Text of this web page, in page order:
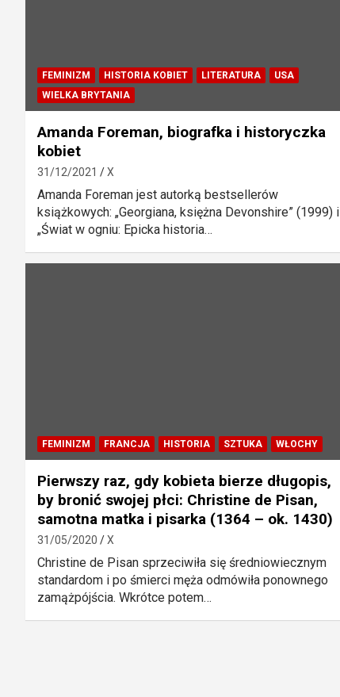
FEMINIZM HISTORIA KOBIET LITERATURA
USA
WIELKA BRYTANIA
Amanda Foreman, biografka i historyczka
kobiet
31/12/2021 X
Amanda Foreman jest autorką bestsellerów
książkowych: „Georgiana, księżna Devonshire” (1999) i
„Świat w ogniu: Epicka historia…
FEMINIZM FRANCJA HISTORIA SZTUKA WŁOCHY
Pierwszy raz, gdy kobieta bierze długopis,
by bronić swojej płci: Christine de Pisan,
samotna matka i pisarka (1364 – ok. 1430)
31/05/2020 X
Christine de Pisan sprzeciwiła się średniowiecznym
standardom i po śmierci męża odmówiła ponownego
zamążpójścia. Wkrótce potem…